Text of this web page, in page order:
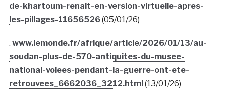
de-khartoum-renait-en-version-virtuelle-apres-
les-pillages-11656526(05/01/26)
. www.lemonde.fr/afrique/article/2026/01/13/au-
soudan-plus-de-570-antiquites-du-musee-
national-volees-pendant-la-guerre-ont-ete-
retrouvees_6662036_3212.html(13/01/26)